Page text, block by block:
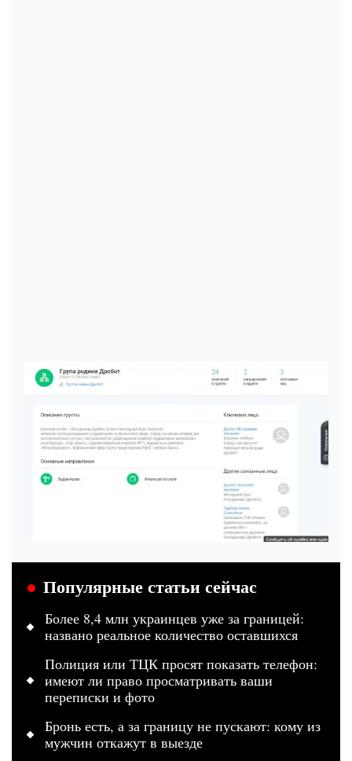
Популярные статьи сейчас
Более 8,4 млн украинцев уже за границей:
названо реальное количество оставшихся
Полиция или ТЦК просят показать телефон:
имеют ли право просматривать ваши
переписки и фото
Бронь есть, а за границу не пускают: кому из
мужчин откажут в выезде